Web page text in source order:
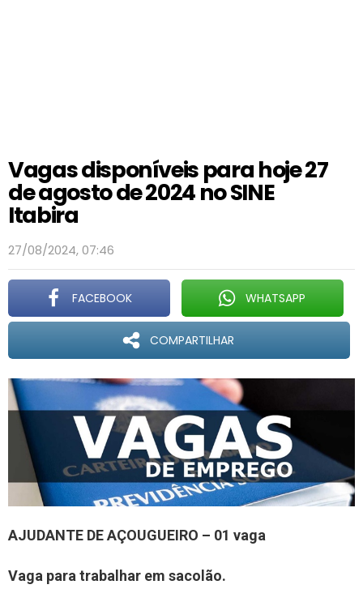
Vagas disponíveis para hoje 27
de agosto de 2024 no SINE
Itabira
27/08/2024, 07:46
FACEBOOK WHATSAPP
COMPARTILHAR
AJUDANTE DE AÇOUGUEIRO – 01 vaga
Vaga para trabalhar em sacolão.